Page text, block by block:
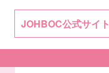
JOHBOC公式サイト